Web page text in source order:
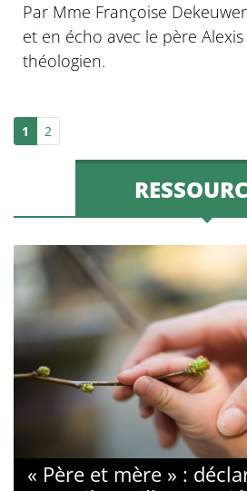
Par Mme Françoise
et en écho avec le père
théologien.
1 2
« Père et mère » :